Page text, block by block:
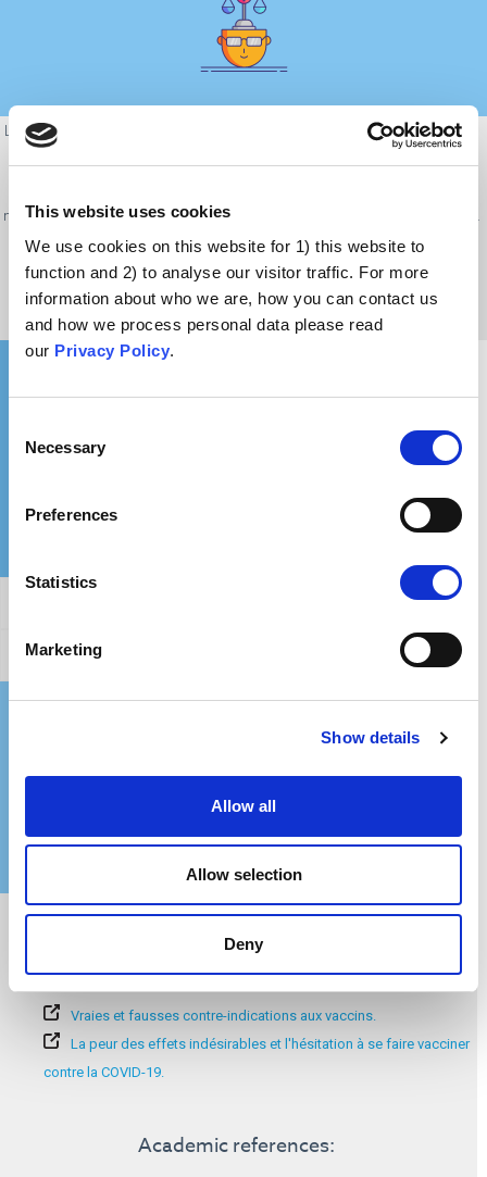
This website uses cookies
We use cookies on this website for 1) this website to
function and 2) to analyse our visitor traffic. For more
information about who we are, how you can contact us
and how we process personal data please read
our Privacy Policy.
Selection
Necessary
Preferences
Statistics
Marketing
Show details
Allow all
Allow selection
Deny
Les contre-indications à la vaccination existent et les professionnels de la
maladie existante qui nous inquiète. Il est normal d'avoir des doutes sur la
façon dont un traitement médical peut interagir avec les maladies dont
on souffre, et de chercher à être rassuré à ce sujet.
Réfuter cet argument
Où puis-je en savoir plus ?
Informations complémentaires :
19.
Vraies et fausses contre-indications aux vaccins.
La peur des effets indésirables et l'hésitation à se faire vacciner
contre la COVID-19.
Academic references: